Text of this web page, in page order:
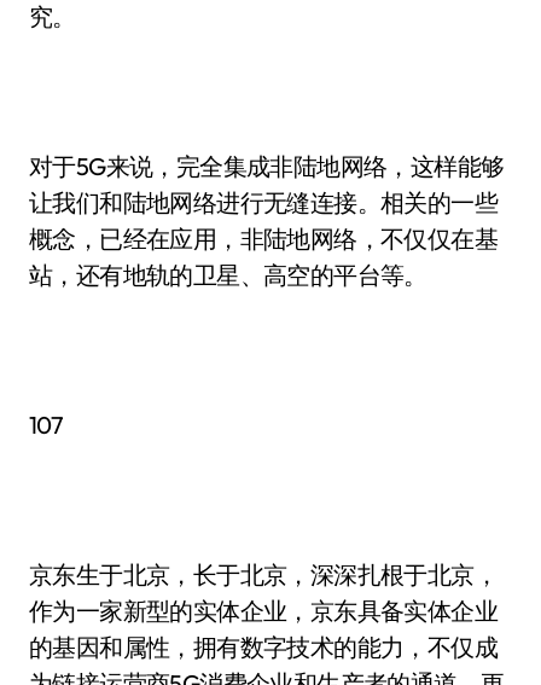
究。
对于5G来说，完全集成非陆地网络，这样能够
让我们和陆地网络进行无缝连接。相关的一些
概念，已经在应用，非陆地网络，不仅仅在基
站，还有地轨的卫星、高空的平台等。
107
京东生于北京，长于北京，深深扎根于北京，
作为一家新型的实体企业，京东具备实体企业
的基因和属性，拥有数字技术的能力，不仅成